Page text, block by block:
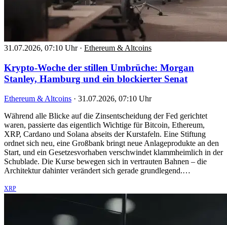
31.07.2026, 07:10 Uhr · Ethereum & Altcoins
Krypto-Woche der stillen Umbrüche: Morgan
Stanley, Hamburg und ein blockierter Senat
Ethereum & Altcoins · 31.07.2026, 07:10 Uhr
Während alle Blicke auf die Zinsentscheidung der Fed gerichtet
waren, passierte das eigentlich Wichtige für Bitcoin, Ethereum,
XRP, Cardano und Solana abseits der Kurstafeln. Eine Stiftung
ordnet sich neu, eine Großbank bringt neue Anlageprodukte an den
Start, und ein Gesetzesvorhaben verschwindet klammheimlich in der
Schublade. Die Kurse bewegen sich in vertrauten Bahnen – die
Architektur dahinter verändert sich gerade grundlegend.…
XRP